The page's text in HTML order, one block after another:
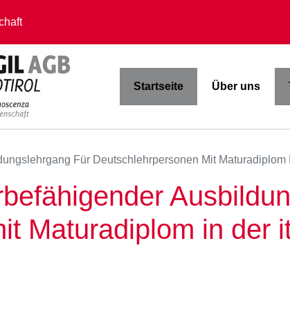
Startseite Über uns
Für Deutschlehrpersonen Mit
Maturadiplom in der